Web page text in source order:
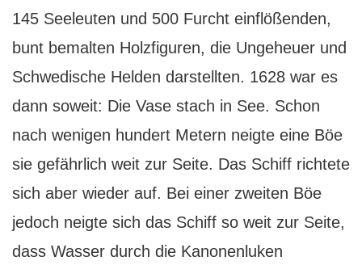
145 Seeleuten und 500 Furcht einflößenden,
bunt bemalten Holzfiguren, die Ungeheuer und
Schwedische Helden darstellten. 1628 war es
dann soweit: Die Vase stach in See. Schon
nach wenigen hundert Metern neigte eine Böe
sie gefährlich weit zur Seite. Das Schiff richtete
sich aber wieder auf. Bei einer zweiten Böe
jedoch neigte sich das Schiff so weit zur Seite,
dass Wasser durch die Kanonenluken